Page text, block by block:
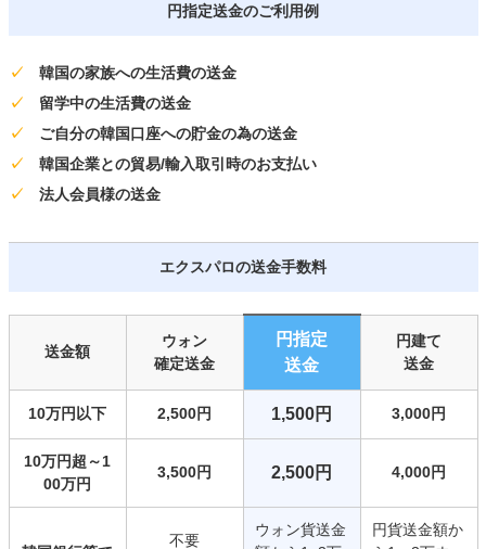
円指定送金のご利用例
✓ 韓国の家族への生活費の送金
✓ 留学中の生活費の送金
✓ ご自分の韓国口座への貯金の為の送金
✓ 韓国企業との貿易/輸入取引時のお支払い
✓ 法人会員様の送金
エクスパロの送金手数料
送金額
ウォン
確定送金
円指定
送金
円建て
送金
10万円以下 2,500円 1,500円 3,000円
10万円超～1
00万円
3,500円 2,500円 4,000円
不要
ウォン貨送金
円貨送金額か